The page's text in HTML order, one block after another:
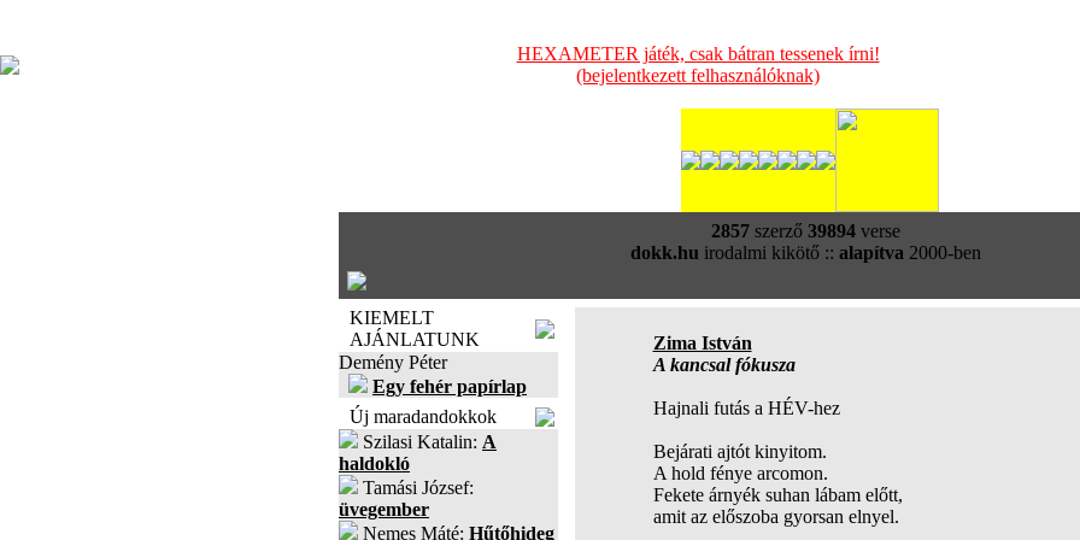
HEXAMETER játék, csak bátran tessenek írni!
(bejelentkezett felhasználóknak)
2857szerző 39894verse
dokk.hu irodalmi kikötő :: alapítva 2000-ben
KIEMELT
AJÁNLATUNK
Demény Péter
Egy fehér papírlap
Új maradandokkok
Szilasi Katalin: A
haldokló
Tamási József:
üvegember
Nemes Máté: Hűtőhideg
Zima István
A kancsal fókusza
Hajnali futás a HÉV-hez
Bejárati ajtót kinyitom.
A hold fénye arcomon.
Fekete árnyék suhan lábam előtt,
amit az előszoba gyorsan elnyel.